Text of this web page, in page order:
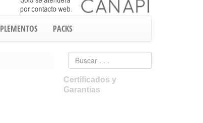
PACKS
Certificados y
Garantias